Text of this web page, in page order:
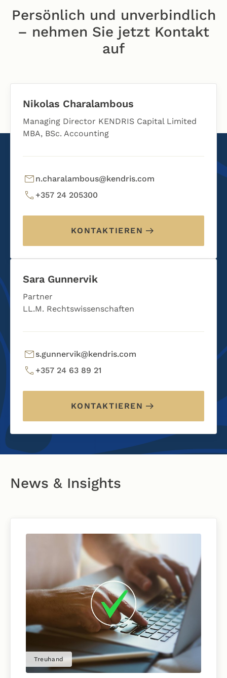
Persönlich und unverbindlich
– nehmen Sie jetzt Kontakt
auf
Nikolas Charalambous
Managing Director KENDRIS Capital Limited
MBA, BSc. Accounting
n.charalambous@kendris.com
+357 24 205300
KONTAKTIEREN
Sara Gunnervik
Partner
LL.M. Rechtswissenschaften
s.gunnervik@kendris.com
+357 24 63 89 21
KONTAKTIEREN
News & Insights
Treuhand